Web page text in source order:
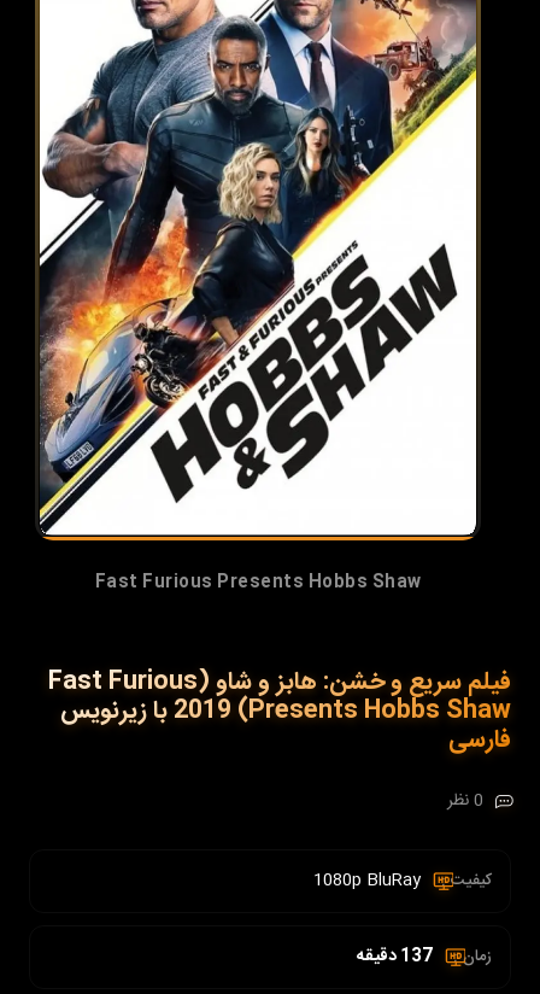
Fast Furious Presents Hobbs Shaw
فیلم سریع و خشن: هابز و شاو (Fast Furious
Presents Hobbs Shaw) 2019 با زیرنویس
فارسی
0 نظر
کیفیت : 1080p BluRay
زمان : 137 دقیقه